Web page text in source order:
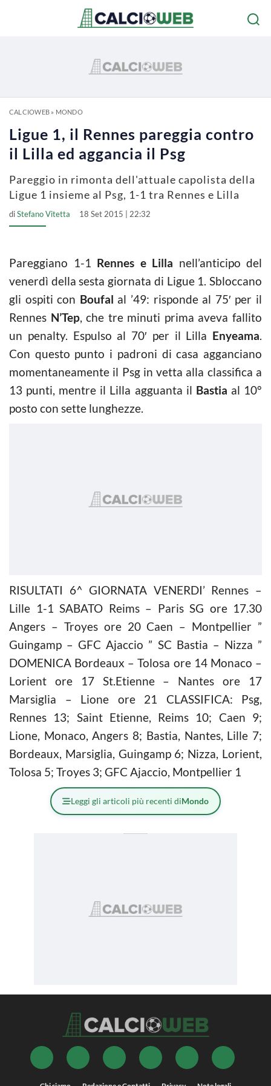
CALCIOWEB» MONDO
Ligue 1, il Rennes pareggia contro
il Lilla ed aggancia il Psg
Pareggio in rimonta dell'attuale capolista della
Ligue 1 insieme al Psg, 1-1 tra Rennes e Lilla
diStefano Vitetta 18 Set 2015 | 22:32
Pareggiano 1-1 Rennes e Lilla nell’anticipo del
venerdì della sesta giornata di Ligue 1. Sbloccano
gli ospiti con Boufal al ’49: risponde al 75′ per il
Rennes N’Tep, che tre minuti prima aveva fallito
un penalty. Espulso al 70′ per il Lilla Enyeama.
Con questo punto i padroni di casa agganciano
momentaneamente il Psg in vetta alla classifica a
13 punti, mentre il Lilla agguanta il Bastia al 10°
posto con sette lunghezze.
RISULTATI 6^ GIORNATA VENERDI’ Rennes –
Lille 1-1 SABATO Reims – Paris SG ore 17.30
Angers – Troyes ore 20 Caen – Montpellier ”
Guingamp – GFC Ajaccio ” SC Bastia – Nizza ”
DOMENICA Bordeaux – Tolosa ore 14 Monaco –
Lorient ore 17 St.Etienne – Nantes ore 17
Marsiglia – Lione ore 21 CLASSIFICA: Psg,
Rennes 13; Saint Etienne, Reims 10; Caen 9;
Lione, Monaco, Angers 8; Bastia, Nantes, Lille 7;
Bordeaux, Marsiglia, Guingamp 6; Nizza, Lorient,
Tolosa 5; Troyes 3; GFC Ajaccio, Montpellier 1
Leggi gli articoli più recenti diMondo